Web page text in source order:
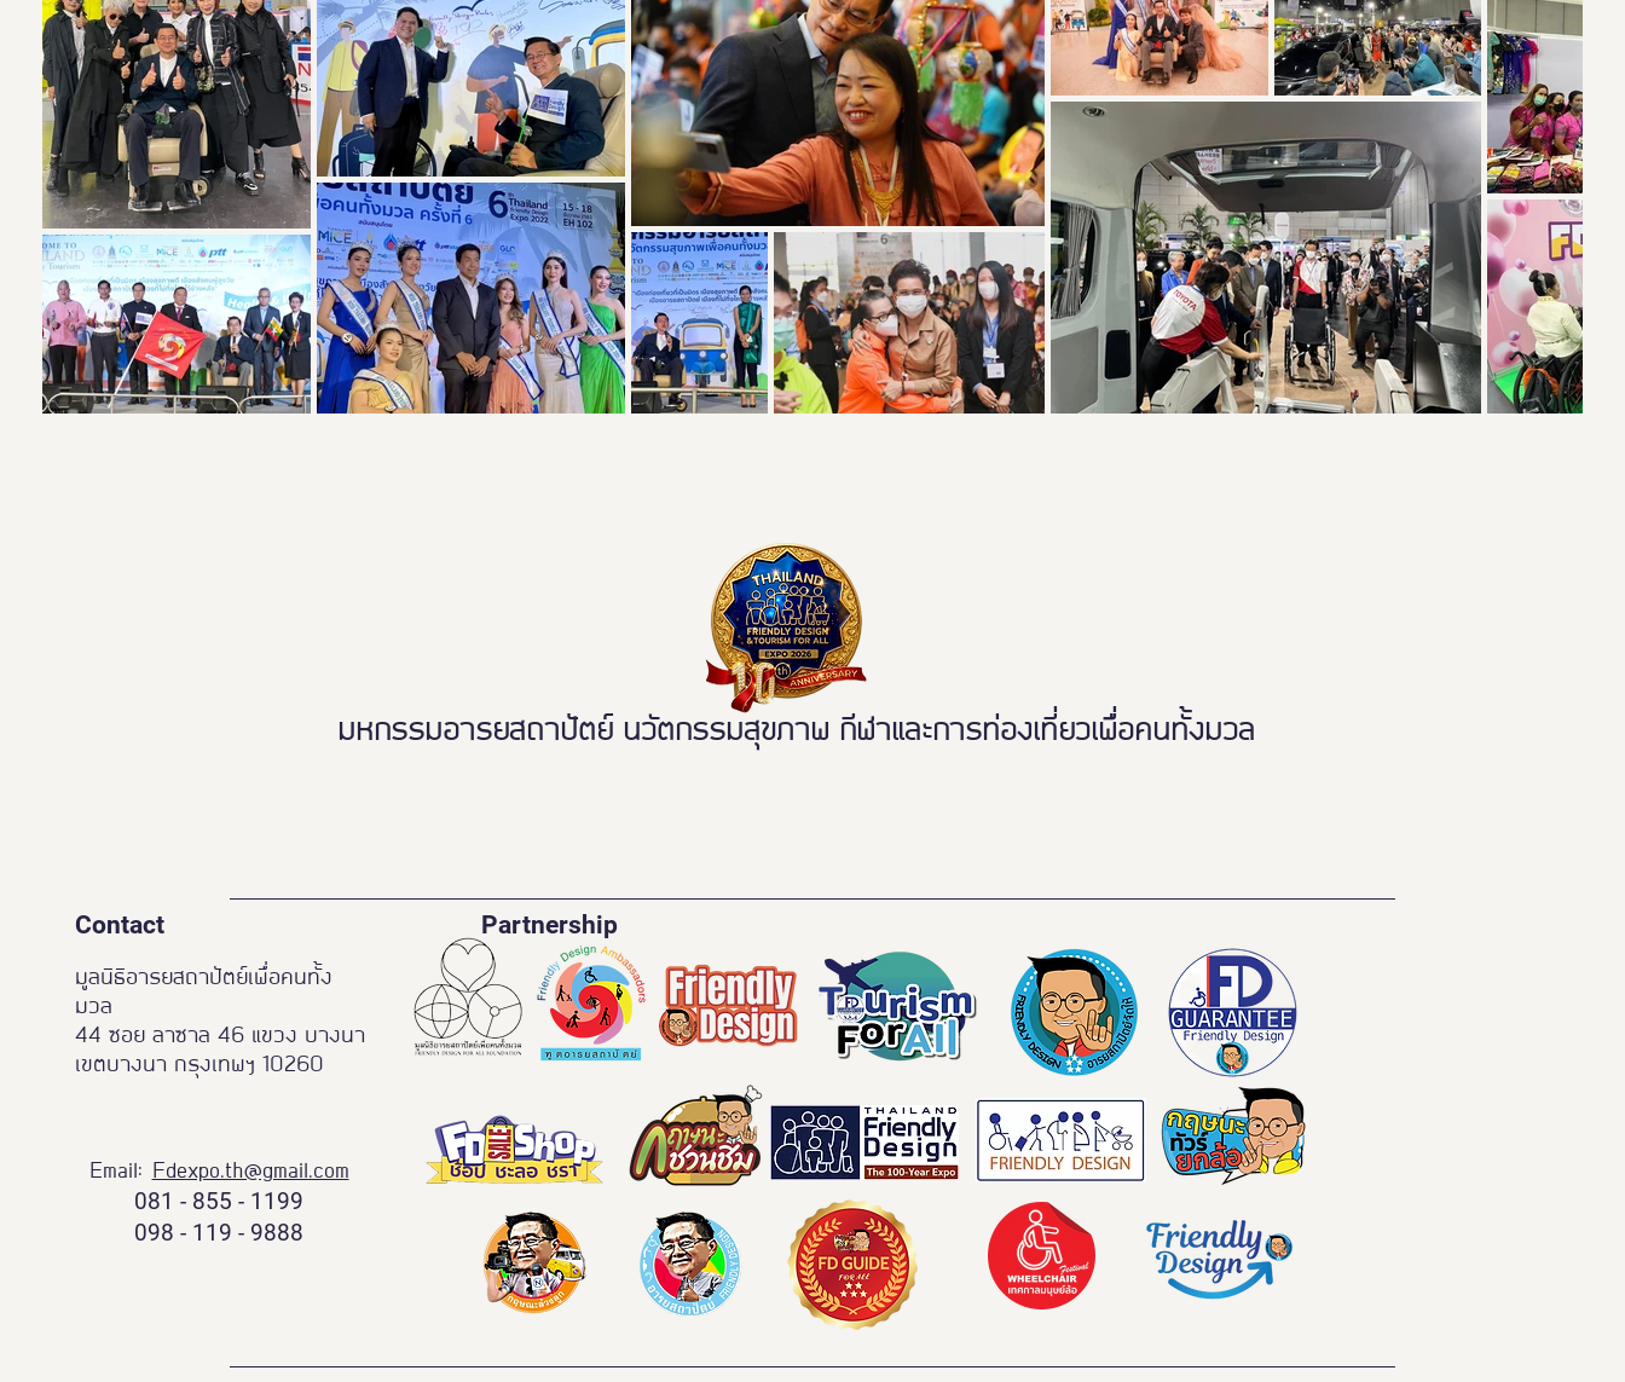
มหกรรมอารยสถาปัตย์ นวัตกรรมสุขภาพ กีฬาและการท่องเที่ยวเพื่อคนทั้งมวล
Contact
มูลนิธิอารยสถาปัตย์เพื่อคนทั้ง
มวล
44 ซอย ลาซาล 46 แขวง บางนา
เขตบางนา กรุงเทพฯ 10260
Email: Fdexpo.th@gmail.com
081 - 855 - 1199
098 - 119 - 9888
Partnership